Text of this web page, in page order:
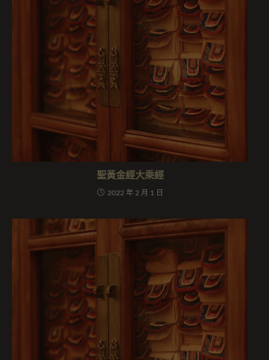
聖黃金經大乘經
2022 年 2 月 1 日